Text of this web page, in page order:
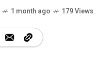
1 month ago 179 Views